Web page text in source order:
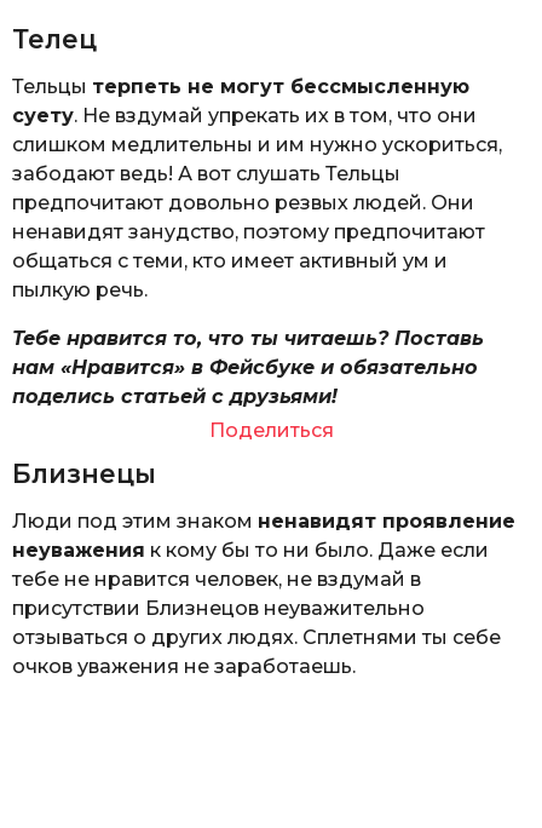
Телец
Тельцы терпеть не могут бессмысленную
суету. Не вздумай упрекать их в том, что они
слишком медлительны и им нужно ускориться,
забодают ведь! А вот слушать Тельцы
предпочитают довольно резвых людей. Они
ненавидят занудство, поэтому предпочитают
общаться с теми, кто имеет активный ум и
пылкую речь.
Тебе нравится то, что ты читаешь? Поставь
нам «Нравится» в Фейсбуке и обязательно
поделись статьей с друзьями!
Поделиться
Близнецы
Люди под этим знаком ненавидят проявление
неуважения к кому бы то ни было. Даже если
тебе не нравится человек, не вздумай в
присутствии Близнецов неуважительно
отзываться о других людях. Сплетнями ты себе
очков уважения не заработаешь.